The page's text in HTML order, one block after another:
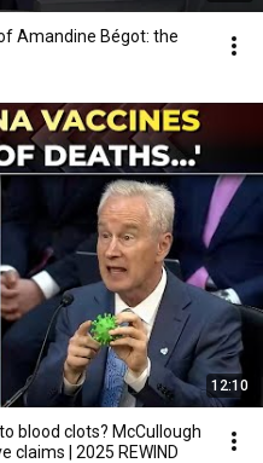
Amandine Bégot: the
12:10
blood clots? McCullough
claims | 2025 REWIND